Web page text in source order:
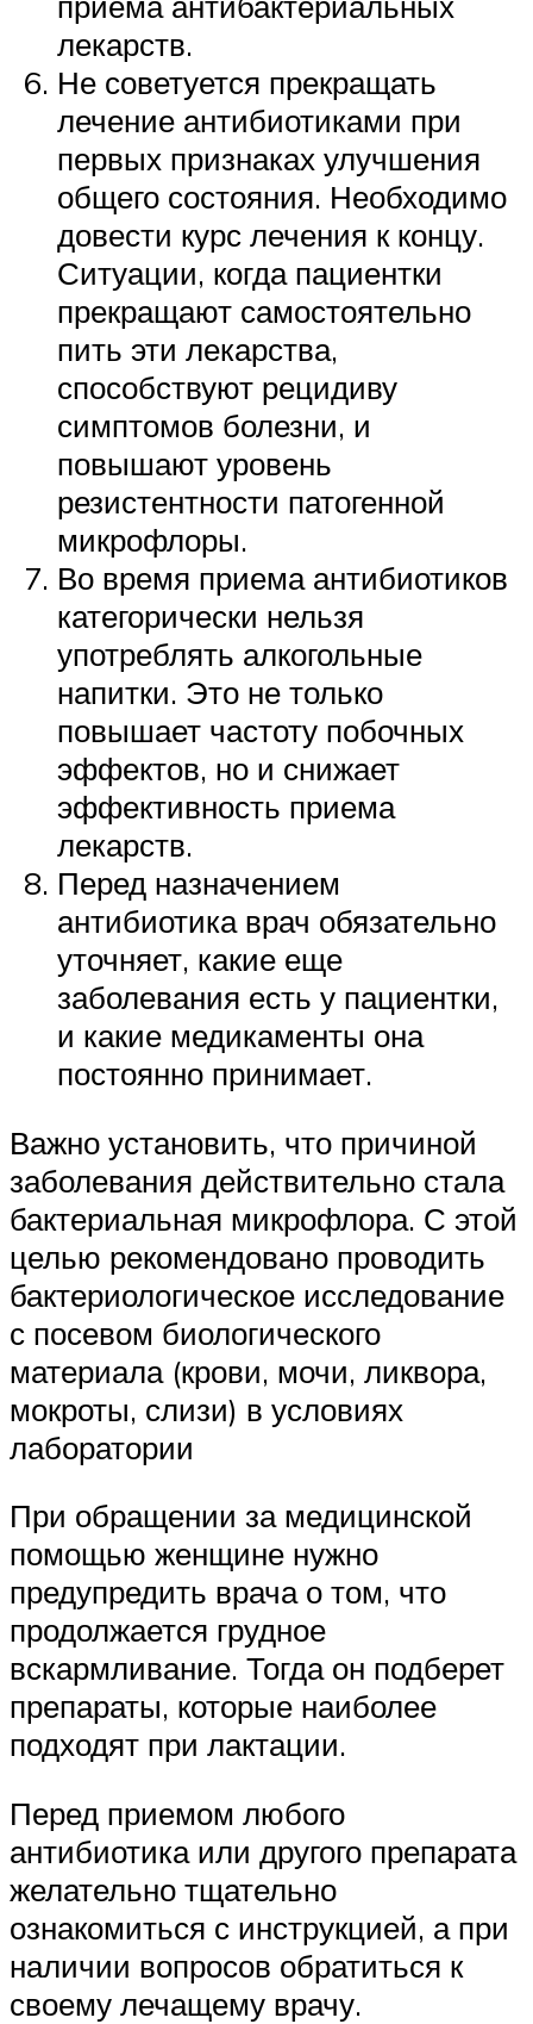
лекарств.
Не советуется прекращать
лечение антибиотиками при
первых признаках улучшения
общего состояния. Необходимо
довести курс лечения к концу.
Ситуации, когда пациентки
прекращают самостоятельно
пить эти лекарства,
способствуют рецидиву
симптомов болезни, и
повышают уровень
резистентности патогенной
микрофлоры.
Во время приема антибиотиков
категорически нельзя
употреблять алкогольные
напитки. Это не только
повышает частоту побочных
эффектов, но и снижает
эффективность приема
лекарств.
Перед назначением
антибиотика врач обязательно
уточняет, какие еще
заболевания есть у пациентки,
и какие медикаменты она
постоянно принимает.
Важно установить, что причиной
заболевания действительно стала
бактериальная микрофлора. С этой
целью рекомендовано проводить
бактериологическое исследование
с посевом биологического
материала (крови, мочи, ликвора,
мокроты, слизи) в условиях
лаборатории
При обращении за медицинской
помощью женщине нужно
предупредить врача о том, что
продолжается грудное
вскармливание. Тогда он подберет
препараты, которые наиболее
подходят при лактации.
Перед приемом любого
антибиотика или другого препарата
желательно тщательно
ознакомиться с инструкцией, а при
наличии вопросов обратиться к
своему лечащему врачу.